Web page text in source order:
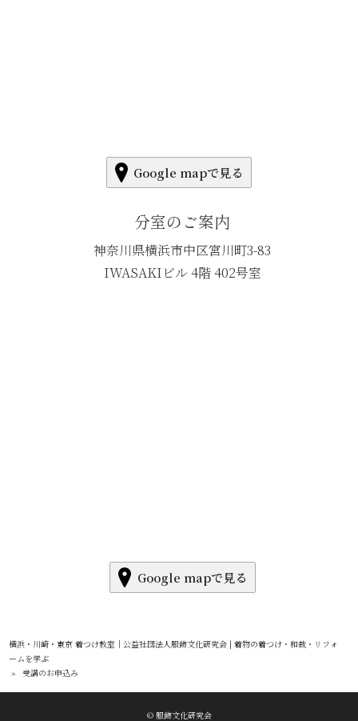
Google mapで見る
分室のご案内
神奈川県横浜市中区宮川町3-83
IWASAKIビル 4階 402号室
Google mapで見る
横浜・川崎・東京 着つけ教室｜公益社団法人服飾文化研究会 | 着物の着つけ・和裁・リフォ
ームを学ぶ
»
受講のお申込み
© 服飾文化研究会